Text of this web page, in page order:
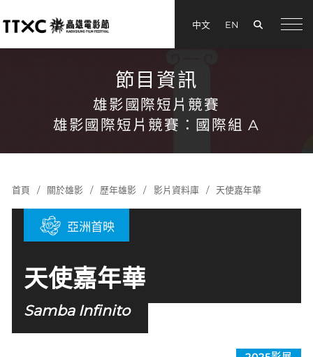
中文 EN
節目資訊
雄影國際短片競賽
雄影國際短片競賽：國際組 A
首頁 關於雄影 歷年雄影 影片資料庫 天使嘉年華
亞洲首映
天使嘉年華
Samba Infinito